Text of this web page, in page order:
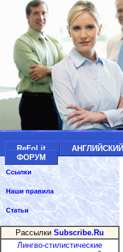
ReFoLit
АНГЛИЙСКИЙ
ФОРУМ
Ссылки
Наши правила
Статьи
Рассылки Subscribe.Ru
Лингво-стилистические